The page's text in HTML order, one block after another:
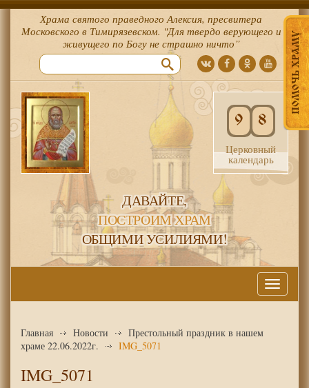
ПОМОЧЬ ХРАМУ
Храма святого праведного Алексия, пресвитера
Московского в Тимирязевском. "Для твердо верующего и
живущего по Богу не страшно ничто”
9 8
Церковный
календарь
ДАВАЙТЕ,
ПОСТРОИМ ХРАМ
ОБЩИМИ УСИЛИЯМИ!
Меню
Главная Новости
Престольный праздник в нашем
храме 22.06.2022г.
IMG_5071
IMG_5071